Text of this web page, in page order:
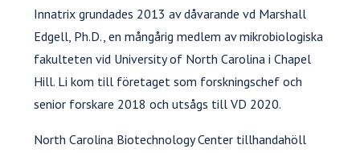
Innatrix grundades 2013 av dåvarande vd Marshall
Edgell, Ph.D., en mångårig medlem av mikrobiologiska
fakulteten vid University of North Carolina i Chapel
Hill. Li kom till företaget som forskningschef och
senior forskare 2018 och utsågs till VD 2020.
North Carolina Biotechnology Center tillhandahöll